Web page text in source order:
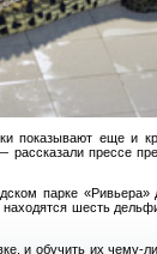
показывают еще и
прессе
парке
шесть
и обучить их